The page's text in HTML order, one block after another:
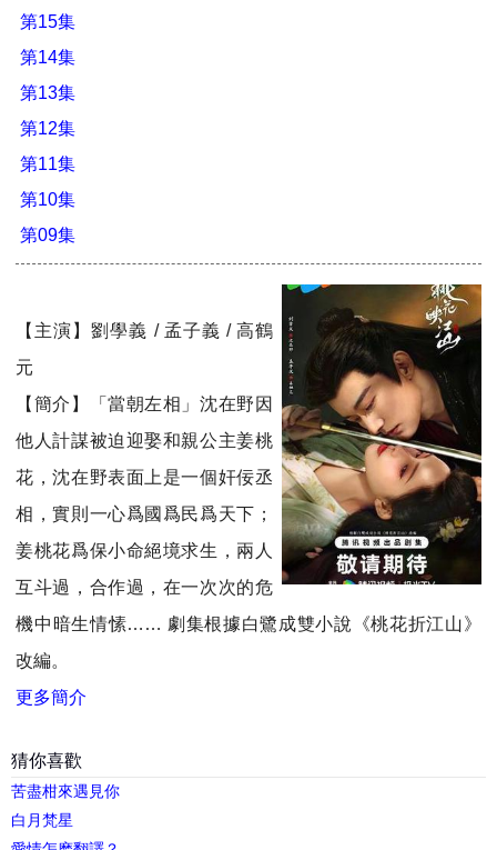
第15集
第14集
第13集
第12集
第11集
第10集
第09集
【主演】劉學義 / 孟子義 / 高鶴
元
【簡介】「當朝左相」沈在野因
他人計謀被迫迎娶和親公主姜桃
花，沈在野表面上是一個奸佞丞
相，實則一心爲國爲民爲天下；
姜桃花爲保小命絕境求生，兩人
互斗過，合作過，在一次次的危
機中暗生情愫…… 劇集根據白鷺成雙小說《桃花折江山》
改編。
更多簡介
猜你喜歡
苦盡柑來遇見你
白月梵星